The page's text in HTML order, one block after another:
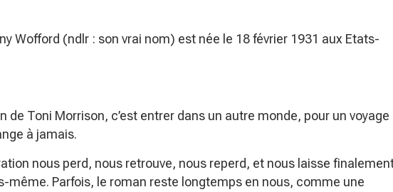
Wofford (ndlr : son vrai nom) est née le 18 février 1931 aux Etats-
de Toni Morrison, c’est entrer dans un autre monde, pour un voyage
à jamais.
nous perd, nous retrouve, nous reperd, et nous laisse
même. Parfois, le roman reste longtemps en nous, comme une